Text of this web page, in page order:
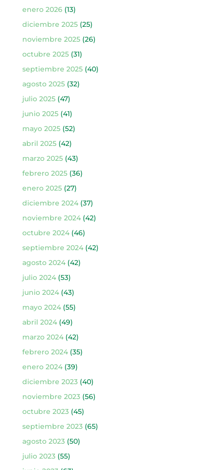
enero 2026(13)
diciembre 2025(25)
noviembre 2025(26)
octubre 2025(31)
septiembre 2025(40)
agosto 2025(32)
julio 2025(47)
junio 2025(41)
mayo 2025(52)
abril 2025(42)
marzo 2025(43)
febrero 2025(36)
enero 2025(27)
diciembre 2024(37)
noviembre 2024(42)
octubre 2024(46)
septiembre 2024(42)
agosto 2024(42)
julio 2024(53)
junio 2024(43)
mayo 2024(55)
abril 2024(49)
marzo 2024(42)
febrero 2024(35)
enero 2024(39)
diciembre 2023(40)
noviembre 2023(56)
octubre 2023(45)
septiembre 2023(65)
agosto 2023(50)
julio 2023(55)